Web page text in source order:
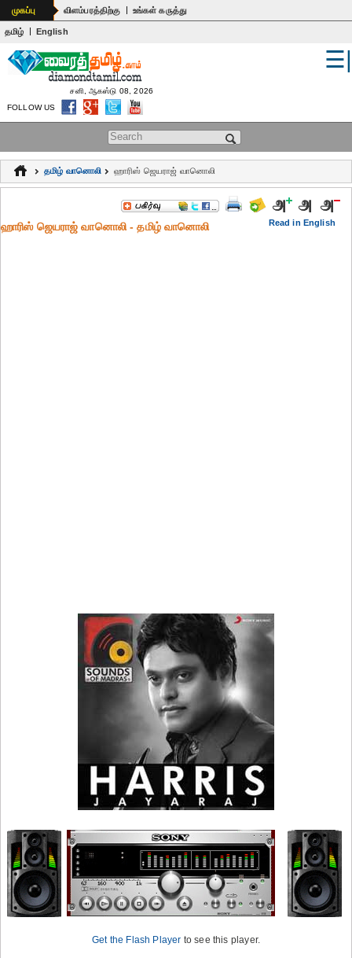
உலகம்
பொதுஅறிவு
கல்வி
ஆன்மிகம்
முகப்பு விளம்பரத்திற்கு | உங்கள் கருத்து
தமிழ் | English
Search form
☰|
சனி, ஆகஸ்டு 08, 2026
FOLLOW US
தமிழ் வானொலி ஹாரிஸ் ஜெயராஜ் வானொலி
Read in English
ஹாரிஸ் ஜெயராஜ் வானொலி - தமிழ் வானொலி
Get the Flash Player to see this player.